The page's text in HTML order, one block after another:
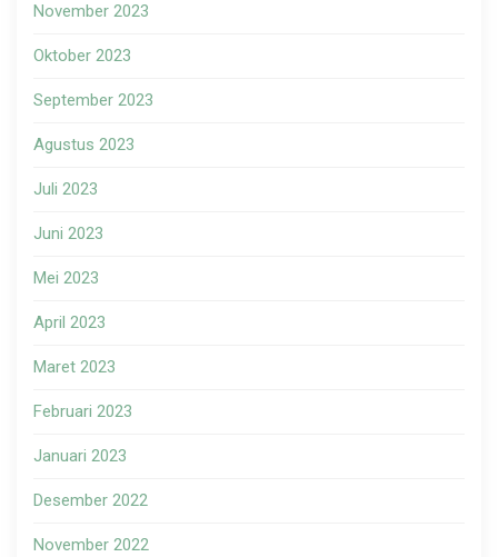
November 2023
Oktober 2023
September 2023
Agustus 2023
Juli 2023
Juni 2023
Mei 2023
April 2023
Maret 2023
Februari 2023
Januari 2023
Desember 2022
November 2022